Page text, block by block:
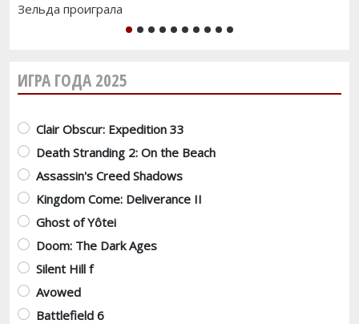
Зельда проиграла
1 2 3
ИГРА ГОДА 2025
Варианты
Clair Obscur: Expedition 33
Death Stranding 2: On the Beach
Assassin's Creed Shadows
Kingdom Come: Deliverance II
Ghost of Yôtei
Doom: The Dark Ages
Silent Hill f
Avowed
Battlefield 6